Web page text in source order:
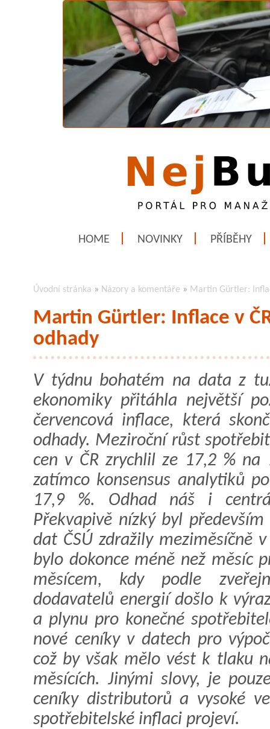
HOME NOVINKY PŘÍBĚHY
Úvodní stránka » Názory a komentáře » Martin Gürtler:
Martin Gürtler: Inflace v
odhady
V týdnu bohatém na data z
ekonomiky přitáhla největší
červencová inflace, která
odhady. Meziroční růst
cen v ČR zrychlil ze 17,2 % na
zatímco konsensus analytiků
17,9 %. Odhad náš i
Překvapivě nízký byl
dat ČSÚ zdražily meziměsíčně
bylo dokonce méně než měsíc
měsícem, kdy podle
dodavatelů energií došlo k
a plynu pro konečné
nové ceníky v datech pro
což by však mělo vést k tlaku
měsících. Jinými slovy, je
ceníky distributorů a vysoké
spotřebitelské inflaci projeví.